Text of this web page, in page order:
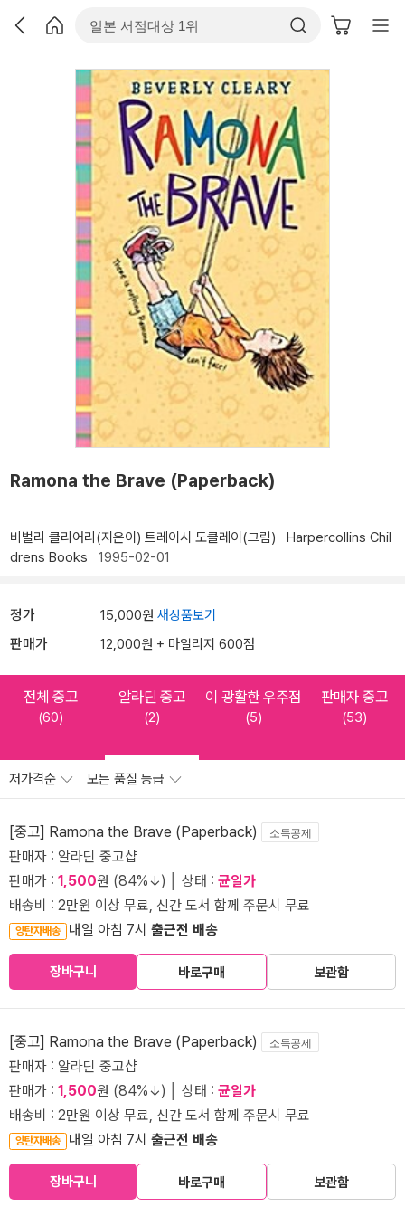
Ramona the Brave (Paperback)
비벌리 클리어리(지은이) 트레이시 도클레이(그림)
Harpercollins Chil
drens Books 1995-02-01
정가 15,000원 새상품보기
판매가 12,000원 + 마일리지 600점
전체 중고
(60)
알라딘 중고
(2)
이 광활한 우주점
(5)
판매자 중고
(53)
저가격순 모든 품질 등급
[중고] Ramona the Brave (Paperback) 소득공제
판매자 : 알라딘 중고샵
판매가 : 1,500원 (84%↓) │ 상태 : 균일가
배송비 : 2만원 이상 무료, 신간 도서 함께 주문시 무료
양탄자배송 내일 아침 7시 출근전 배송
장바구니 바로구매 보관함
[중고] Ramona the Brave (Paperback) 소득공제
판매자 : 알라딘 중고샵
판매가 : 1,500원 (84%↓) │ 상태 : 균일가
배송비 : 2만원 이상 무료, 신간 도서 함께 주문시 무료
양탄자배송 내일 아침 7시 출근전 배송
장바구니 바로구매 보관함